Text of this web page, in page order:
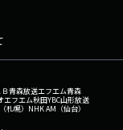
Ｂ青森放送エフエム青森
エフエム秋田YBC山形放送
札幌） NHK AM（仙台）